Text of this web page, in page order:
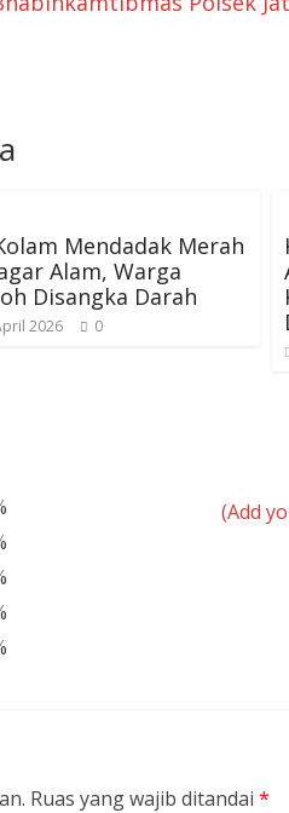
Mendadak Merah
Alam, Warga
Disangka Darah
2026 0
(Add
Ruas yang wajib ditandai *